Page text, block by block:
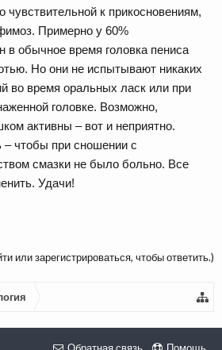
чувствительной к прикосновениям,
Примерно у 60%
в обычное время головка пениса
Но они не испытывают никаких
во время оральных ласк или при
головке. Возможно,
активны – вот и неприятно.
– чтобы при сношении с
смазки не было больно. Все
Удачи!
или зарегистрироваться, чтобы ответить.)